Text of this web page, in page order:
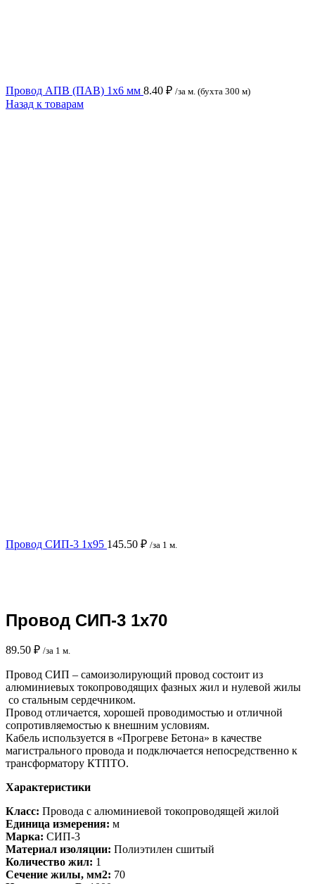
Провод АПВ (ПАВ) 1x6 мм 8.40 ₽ /за м. (бухта 300 м)
Назад к товарам
Провод СИП-3 1х95 145.50 ₽ /за 1 м.
Провод СИП-3 1х70
89.50 ₽ /за 1 м.
Провод СИП – самоизолирующий провод состоит из
алюминиевых токопроводящих фазных жил и нулевой жилы
со стальным сердечником.
Провод отличается, хорошей проводимостью и отличной
сопротивляемостью к внешним условиям.
Кабель используется в «Прогреве Бетона» в качестве
магистрального провода и подключается непосредственно к
трансформатору КТПТО.
Характеристики
Класс: Провода с алюминиевой токопроводящей жилой
Единица измерения: м
Марка: СИП-3
Материал изоляции: Полиэтилен сшитый
Количество жил: 1
Сечение жилы, мм2: 70